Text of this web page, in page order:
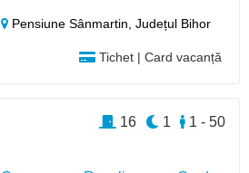
Pensiune Sânmartin,Județul Bihor
Tichet | Card vacanță
1 - 50
1
16